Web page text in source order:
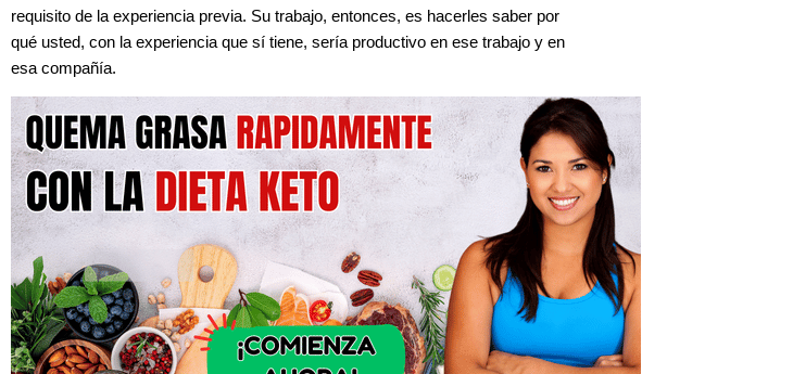
requisito de la experiencia previa. Su trabajo, entonces, es hacerles saber por
qué usted, con la experiencia que sí tiene, sería productivo en ese trabajo y en
esa compañía.